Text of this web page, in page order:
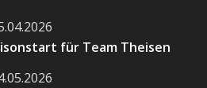
für Team Theisen